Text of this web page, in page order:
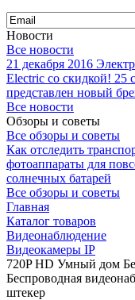
Новости
Все новости
21 декабря 2016
Electric со скидкой! 25
представлен новый
Все новости
Обзоры и советы
Все обзоры и советы
Как отследить
фотоаппараты для
солнечных батарей
Все обзоры и советы
Главная
Каталог товаров
Видеонаблюдение
Видеокамеры IP
720P HD Умный дом
Беспроводная
штекер